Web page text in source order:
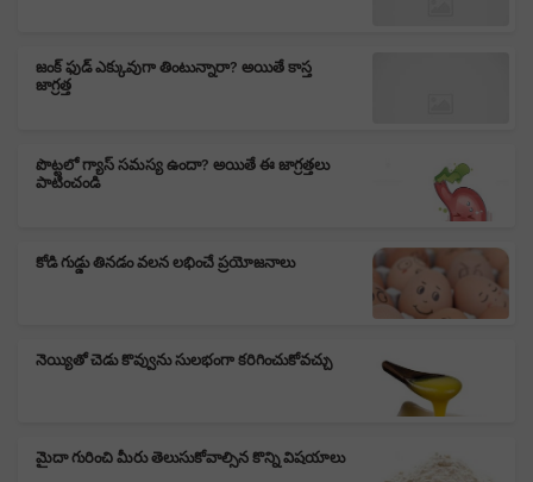
జంక్ ఫుడ్ ఎక్కువుగా తింటున్నారా? అయితే కాస్త
జాగ్రత్త
పొట్టలో గ్యాస్ సమస్య ఉందా? అయితే ఈ జాగ్రత్తలు
పాటించండి
కోడి గుడ్డు తినడం వలన లభించే ప్రయోజనాలు
నెయ్యితో చెడు కొవ్వును సులభంగా కరిగించుకోవచ్చు
మైదా గురించి మీరు తెలుసుకోవాల్సిన కొన్ని విషయాలు